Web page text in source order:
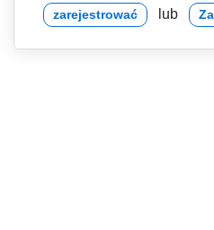
zarejestrować lub